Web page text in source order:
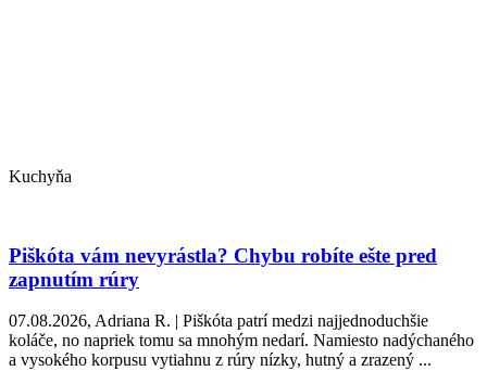
Kuchyňa
Piškóta vám nevyrástla? Chybu robíte ešte pred
zapnutím rúry
07.08.2026, Adriana R. | Piškóta patrí medzi najjednoduchšie
koláče, no napriek tomu sa mnohým nedarí. Namiesto nadýchaného
a vysokého korpusu vytiahnu z rúry nízky, hutný a zrazený ...